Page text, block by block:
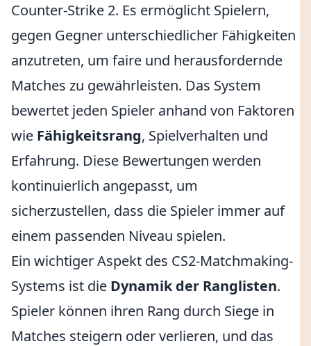
Counter-Strike 2. Es ermöglicht Spielern,
gegen Gegner unterschiedlicher Fähigkeiten
anzutreten, um faire und herausfordernde
Matches zu gewährleisten. Das System
bewertet jeden Spieler anhand von Faktoren
wie Fähigkeitsrang, Spielverhalten und
Erfahrung. Diese Bewertungen werden
kontinuierlich angepasst, um
sicherzustellen, dass die Spieler immer auf
einem passenden Niveau spielen.
Ein wichtiger Aspekt des CS2-Matchmaking-
Systems ist die Dynamik der Ranglisten.
Spieler können ihren Rang durch Siege in
Matches steigern oder verlieren, und das